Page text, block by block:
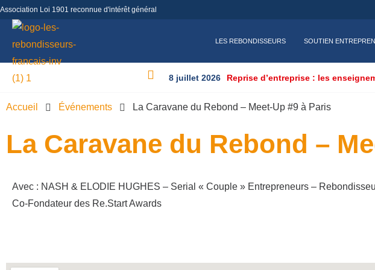
Association Loi 1901 reconnue d'intérêt général
LES REBONDISSEURS SOUTIEN
8 juillet 2026 Reprise d’entreprise : les
Accueil Événements La Caravane du Rebond – Meet-Up #9 à Paris
La Caravane du Rebond –
Avec : NASH & ELODIE HUGHES – Serial « Couple » Entrepreneurs –
Co-Fondateur des Re.Start Awards